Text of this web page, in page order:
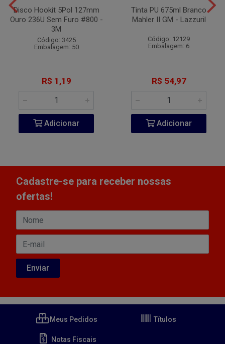
Disco Hookit 5Pol 127mm
Ouro 236U Sem Furo #800 -
3M
Código: 3425
Embalagem: 50
R$ 1,19
Adicionar
Tinta PU 675ml Branco
Mahler II GM - Lazzuril
Código: 12129
Embalagem: 6
R$ 54,97
Adicionar
Cadastre-se para receber nossas
ofertas!
Meus Pedidos Títulos
Notas Fiscais